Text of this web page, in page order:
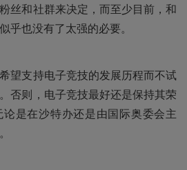
丝和社群来决定，而至少目前，和
乎也没有了太强的必要。
望支持电子竞技的发展历程而不试
否则，电子竞技最好还是保持其荣
是在沙特办还是由国际奥委会主